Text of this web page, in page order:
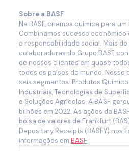
Sobre a BASF
Na BASF, criamos química para
Combinamos sucesso
e responsabilidade social. Mais de
colaboradoras do Grupo BASF
de nossos clientes em quase
todos os países do mundo.
seis segmentos: Produtos
Industriais, Tecnologias de
e Soluções Agrícolas. A BASF
bilhões em 2022. As ações da
bolsa de valores de Frankfurt
Depositary Receipts (BASFY) nos
informações em BASF